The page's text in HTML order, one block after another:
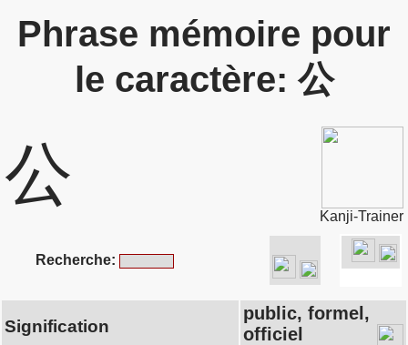
Phrase mémoire pour
le caractère: 公
公
Kanji-Trainer
Recherche:
Signification
public, formel,
officiel